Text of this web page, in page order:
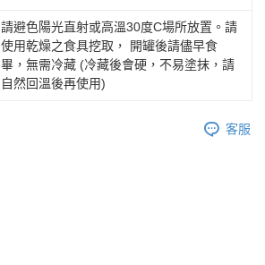
請避色陽光直射或高溫30度C場所放置。請
使用乾燥之食具挖取， 開罐後請儘早食
畢，無需冷藏 (冷藏後會硬，不易塗抹，請
自然回溫後再使用)
客服